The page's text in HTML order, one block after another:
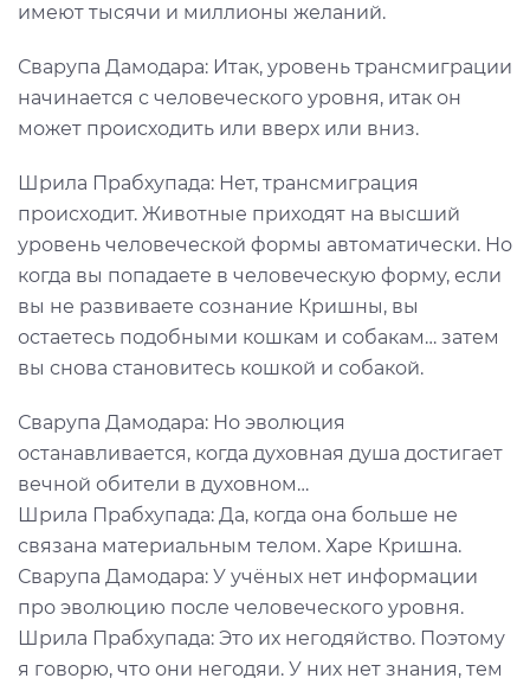
имеют тысячи и миллионы желаний.
Сварупа Дамодара: Итак, уровень трансмиграции
начинается с человеческого уровня, итак он
может происходить или вверх или вниз.
Шрила Прабхупада: Нет, трансмиграция
происходит. Животные приходят на высший
уровень человеческой формы автоматически. Но
когда вы попадаете в человеческую форму, если
вы не развиваете сознание Кришны, вы
остаетесь подобными кошкам и собакам… затем
вы снова становитесь кошкой и собакой.
Сварупа Дамодара: Но эволюция
останавливается, когда духовная душа достигает
вечной обители в духовном…
Шрила Прабхупада: Да, когда она больше не
связана материальным телом. Харе Кришна.
Сварупа Дамодара: У учёных нет информации
про эволюцию после человеческого уровня.
Шрила Прабхупада: Это их негодяйство. Поэтому
я говорю, что они негодяи. У них нет знания, тем